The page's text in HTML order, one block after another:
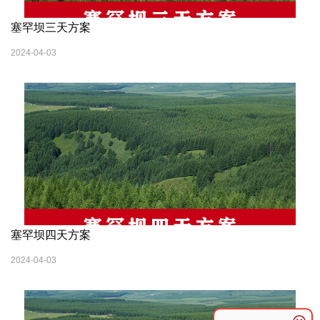
塞罕坝三天方案
2024-04-03
塞罕坝四天方案
2024-04-03